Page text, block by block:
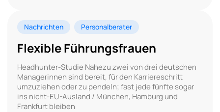
Nachrichten Personalberater
Flexible Führungsfrauen
Headhunter-Studie Nahezu zwei von drei deutschen
Managerinnen sind bereit, für den Karriereschritt
umzuziehen oder zu pendeln; fast jede fünfte sogar
ins nicht-EU-Ausland / München, Hamburg und
Frankfurt bleiben